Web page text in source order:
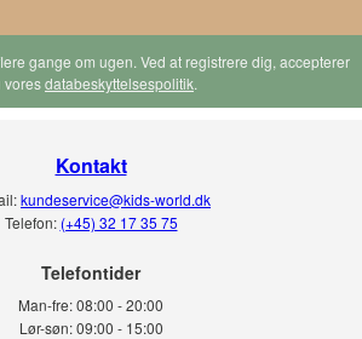
gange om ugen. Ved at registrere dig, accepterer
voresdatabeskyttelsespolitik.
Kontakt
kundeservice@kids-world.dk
Telefon: (+45) 32 17 35 75
Telefontider
Man-fre:08:00 - 20:00
Lør-søn: 09:00 - 15:00